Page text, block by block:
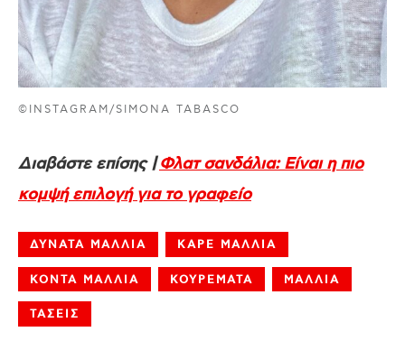
©INSTAGRAM/SIMONA TABASCO
Διαβάστε επίσης |Φλατ σανδάλια: Είναι η πιο
κομψή επιλογή για το γραφείο
ΔΥΝΑΤΑ ΜΑΛΛΙΑ ΚΑΡΕ ΜΑΛΛΙΑ
ΚΟΝΤΑ ΜΑΛΛΙΑ ΚΟΥΡΕΜΑΤΑ ΜΑΛΛΙΑ
ΤΑΣΕΙΣ